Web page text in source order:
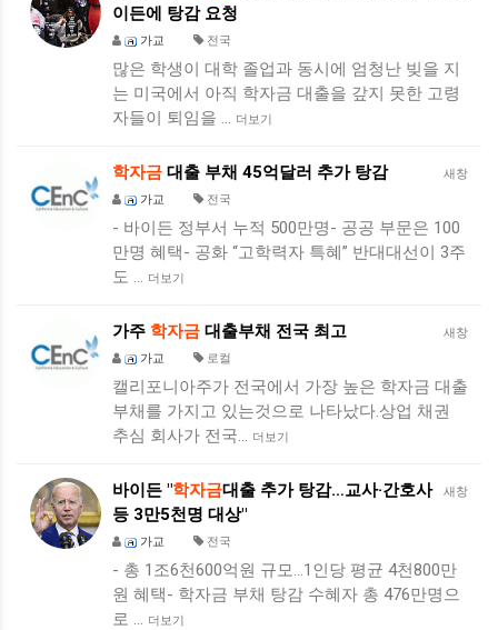
이든에 탕감 요청
가교 전국
많은 학생이 대학 졸업과 동시에 엄청난 빚을 지
는 미국에서 아직 학자금 대출을 갚지 못한 고령
자들이 퇴임을 … 더보기
새창
학자금 대출 부채 45억달러 추가 탕감
가교 전국
- 바이든 정부서 누적 500만명- 공공 부문은 100
만명 혜택- 공화 “고학력자 특혜” 반대대선이 3주
도 … 더보기
새창
가주 학자금 대출부채 전국 최고
가교 로컬
캘리포니아주가 전국에서 가장 높은 학자금 대출
부채를 가지고 있는것으로 나타났다.상업 채권
추심 회사가 전국… 더보기
새창
바이든 "학자금대출 추가 탕감…교사·간호사
등 3만5천명 대상"
가교 전국
- 총 1조6천600억원 규모…1인당 평균 4천800만
원 혜택- 학자금 부채 탕감 수혜자 총 476만명으
로 … 더보기